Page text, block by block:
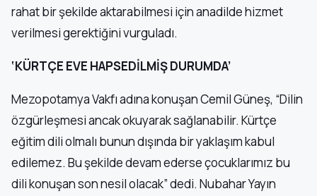
rahat bir şekilde aktarabilmesi için anadilde hizmet
verilmesi gerektiğini vurguladı.
‘KÜRTÇE EVE HAPSEDİLMİŞ DURUMDA’
Mezopotamya Vakfı adına konuşan Cemil Güneş, “Dilin
özgürleşmesi ancak okuyarak sağlanabilir. Kürtçe
eğitim dili olmalı bunun dışında bir yaklaşım kabul
edilemez. Bu şekilde devam ederse çocuklarımız bu
dili konuşan son nesil olacak” dedi. Nubahar Yayın